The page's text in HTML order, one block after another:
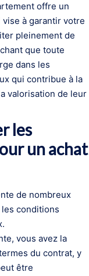
offre un
à garantir votre
pleinement de
que toute
dans les
qui contribue à la
valorisation de leur
les
un achat
de nombreux
conditions
vous avez la
du contrat, y
être